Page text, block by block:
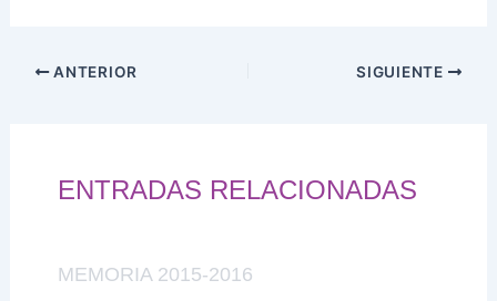
ANTERIOR SIGUIENTE
ENTRADAS RELACIONADAS
MEMORIA 2015-2016